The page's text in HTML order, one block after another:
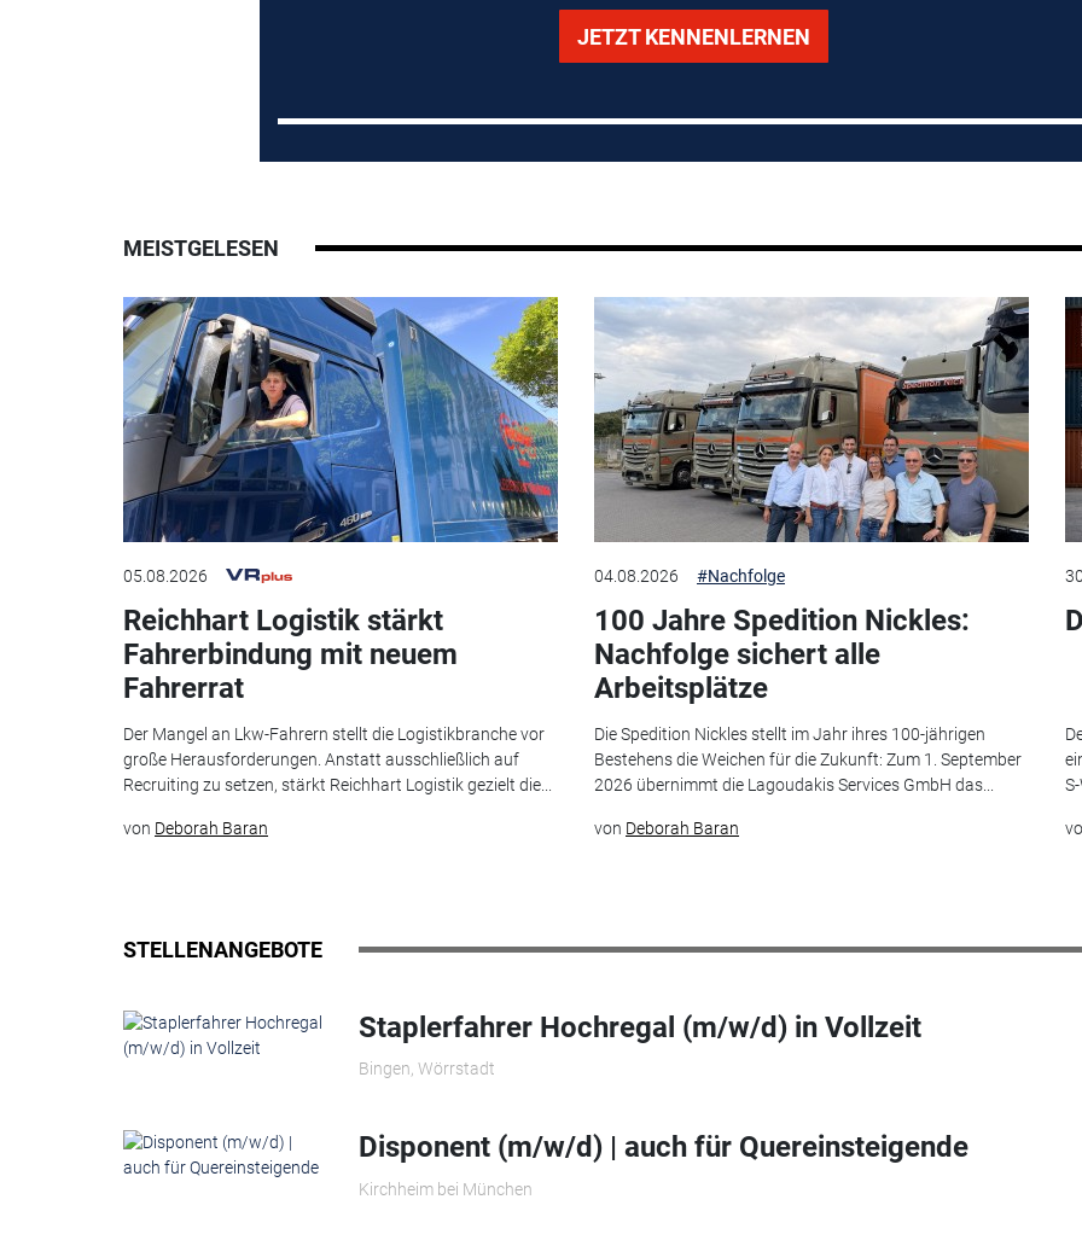
JETZT KENNENLERNEN
MEISTGELESEN
05.08.2026
Reichhart Logistik stärkt
Fahrerbindung mit neuem
Fahrerrat
Der Mangel an Lkw-Fahrern stellt die Logistikbranche vor
große Herausforderungen. Anstatt ausschließlich auf
Recruiting zu setzen, stärkt Reichhart Logistik gezielt die...
von Deborah Baran
04.08.2026 #Nachfolge
100 Jahre Spedition Nickles:
Nachfolge sichert alle
Arbeitsplätze
Die Spedition Nickles stellt im Jahr ihres 100-jährigen
Bestehens die Weichen für die Zukunft: Zum 1. September
2026 übernimmt die Lagoudakis Services GmbH das...
von Deborah Baran
STELLENANGEBOTE
Staplerfahrer Hochregal (m/w/d) in Vollzeit
Bingen, Wörrstadt
Disponent (m/w/d) | auch für Quereinsteigende
Kirchheim bei München